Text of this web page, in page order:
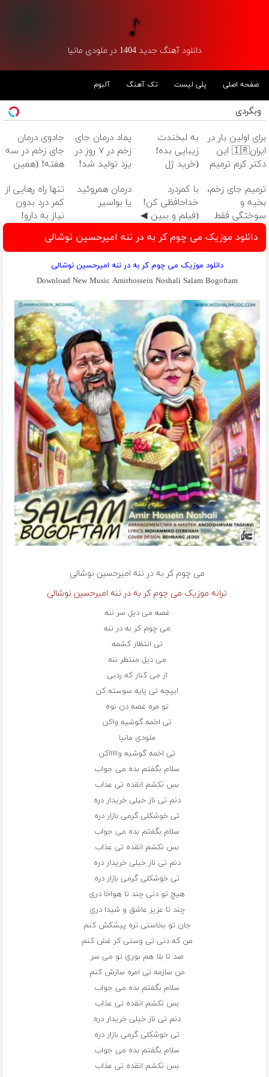
دانلود آهنگ جدید 1404 در ملودی مانیا
صفحه اصلی پلی لیست تک آهنگ آلبوم
وبگردی
برای اولین بار در
ایران🇮🇷 این
دکتر کرم ترمیم
ساخت!
به لبخندت
زیبایی بده!
(خرید ژل
دندان
با40%تخفیف)
پماد درمان جای
زخم در ۷ روز در
یزد تولید شد!
جادوی درمان
جای زخم در سه
هفته! (همین
صحبت کنید)
ترمیم جای زخم،
بخیه و
سوختگی فقط
در 3 هفته!!😍
با کمردرد
خداحافظی کن!
(فیلم و ببین ◀
پرکن)
درمان همروئید
یا بواسیر
تنها راه رهایی از
کمر درد بدون
نیاز به دارو!
دانلود موزیک می چوم کر به در ننه امیرحسین نوشالی
دانلود موزیک می چوم کر به در ننه امیرحسین نوشالی
Download New Music Amirhossein Noshali Salam Bogoftam
می چوم کر به در ننه امیرحسین نوشالی
ترانه موزیک می چوم کر به در ننه امیرحسین نوشالی
غصه می دیل سر ننه
می چوم کر به در ننه
تی انتظار کشمه
می دیل منتظر ننه
از می کنار که ردبی
ایپچه تی پایه سوسته کن
تو مره غصه دن نوه
تی اخمه گوشیه واکن
ملودی مانیا
تی اخمه گوشیه واااااکن
سلام بگفتم بده می جواب
بس نکشم انقده تی عذاب
دنم تی ناز خیلی خریدار دره
تی خوشکلی گرمی بازار دره
سلام بگفتم بده می جواب
بس نکشم انقده تی عذاب
دنم تی ناز خیلی خریدار دره
تی خوشکلی گرمی بازار دره
هیچ تو دنی چند تا هواخا دری
چند تا عزیز عاشق و شیدا دری
جان تو بخاستی تره پیشکش کنم
من که دنی تی وستی کر غش کنم
صد تا بلا هم بوری تو می سر
من سازمه تی امره سازش کنم
سلام بگفتم بده می جواب
بس نکشم انقده تی عذاب
دنم تی ناز خیلی خریدار دره
تی خوشکلی گرمی بازار دره
سلام بگفتم بده می جواب
بس نکشم انقده تی عذاب